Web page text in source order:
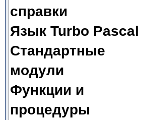
справки
Язык Turbo Pascal
Стандартные
модули
Функции и
процедуры